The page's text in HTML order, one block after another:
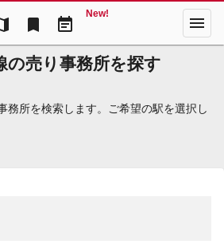
bookmark event_note
New! menu
の売り事務所を探す
務所を検索します。ご希望の駅を選択し